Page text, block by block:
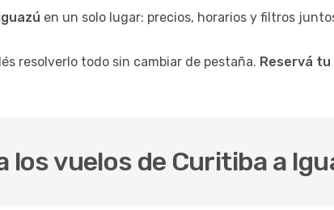
en un solo lugar: precios, horarios y filtros
resolverlo todo sin cambiar de pestaña. Reservá tu
vuelos de Curitiba a